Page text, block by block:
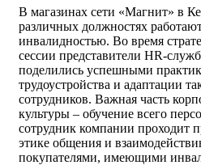
В магазинах сети «Магнит» в
различных должностях
инвалидностью. Во время
сессии представители HR-
поделились успешными
трудоустройства и адаптации
сотрудников. Важная часть
культуры – обучение всего
сотрудник компании проходит
этике общения и
покупателями, имеющими